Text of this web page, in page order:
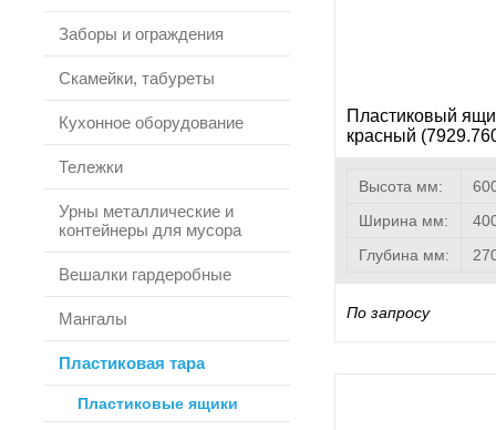
Заборы и ограждения
Скамейки, табуреты
Кухонное оборудование
Тележки
Урны металлические и
контейнеры для мусора
Вешалки гардеробные
Мангалы
Пластиковая тара
Пластиковые ящики
Пластиковый
красный
Высота мм:
Ширина мм:
Глубина мм:
По запросу